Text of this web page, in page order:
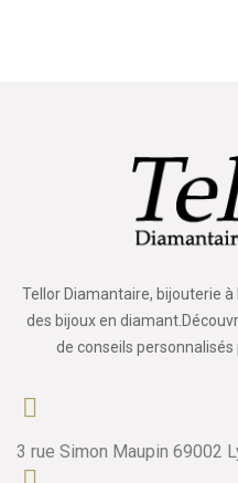
Tellor Diamantaire, bijouterie
des bijoux en
de conseils personnalisés
3 rue Simon Maupin 69002